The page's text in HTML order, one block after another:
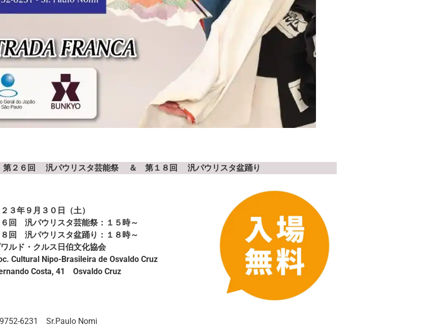
第２６回 汎パウリスタ芸能祭 ＆ 第１８回 汎パウリスタ盆踊り
３年９月３０日（土）
回 汎パウリスタ芸能祭：１５時～
回 汎パウリスタ盆踊り：１８時～
ルド・クルス日伯文化協会
Nipo-Brasileira de Osvaldo Cruz
Costa, 41 Osvaldo Cruz
6231 Sr.Paulo Nomi